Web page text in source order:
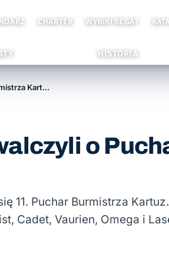
CHARTER WYNIKI REGAT
HISTORIA
Młodzi żeglarze walczyli o Puchar Burmistrza Kartuz
o
11. Puchar Burmistrza
Cadet, Vaurien, Omega i